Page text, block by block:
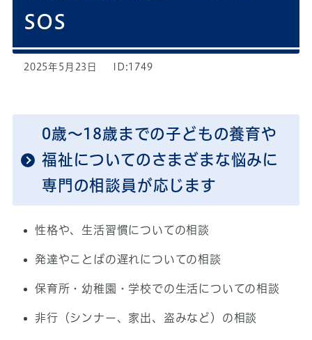
SOS
2025年5月23日 ID:1749
0歳～18歳までの子どもの養育や
福祉についてのさまざまな悩みに
専門の相談員が応じます
性格や、生活習慣についての相談
発達やことばの遅れについての相談
保育所・幼稚園・学校での生活についての相談
非行（シンナー、家出、盗みなど）の相談